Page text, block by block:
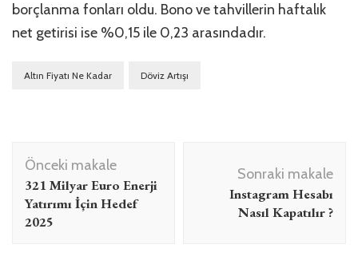
borçlanma fonları oldu. Bono ve tahvillerin haftalık
net getirisi ise %0,15 ile 0,23 arasındadır.
Altın Fiyatı Ne Kadar Döviz Artışı
Yazı
dolaşımı
Önceki makale
321 Milyar Euro Enerji
Yatırımı İçin Hedef
2025
Sonraki makale
Instagram Hesabı
Nasıl Kapatılır ?